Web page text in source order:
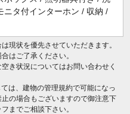
ニタ付インターホン / 収納 /
現状を優先させていただきます。
はご了承ください。
き状況についてはお問い合わせく
は、建物の管理規約で可能になっ
の場合もございますので御注意下
までご相談下さい。